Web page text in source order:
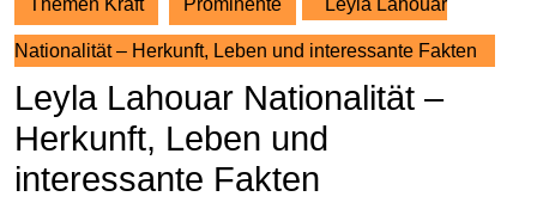
Themen Kraft Prominente Leyla Lahouar
Nationalität – Herkunft, Leben und interessante Fakten
Leyla Lahouar Nationalität –
Herkunft, Leben und
interessante Fakten